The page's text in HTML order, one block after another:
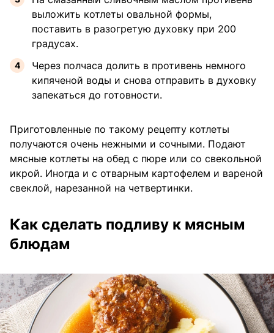
выложить котлеты овальной формы,
поставить в разогретую духовку при 200
градусах.
Через полчаса долить в противень немного
кипяченой воды и снова отправить в духовку
запекаться до готовности.
Приготовленные по такому рецепту котлеты
получаются очень нежными и сочными. Подают
мясные котлеты на обед с пюре или со свекольной
икрой. Иногда и с отварным картофелем и вареной
свеклой, нарезанной на четвертинки.
Как сделать подливу к мясным
блюдам